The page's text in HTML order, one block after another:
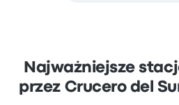
Najważniejsze
przez Crucero del